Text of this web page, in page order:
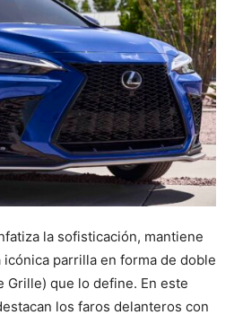
la sofisticación, mantiene
parrilla en forma de doble
Grille) que lo define. En este
los faros delanteros con